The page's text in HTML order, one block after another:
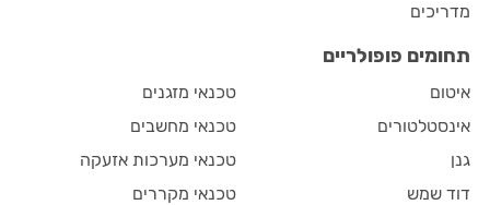
מדריכים
תחומים פופולריים
איטום
אינסטלטורים
גנן
דוד שמש
טכנאי מזגנים
טכנאי מחשבים
טכנאי מערכות אזעקה
טכנאי מקררים